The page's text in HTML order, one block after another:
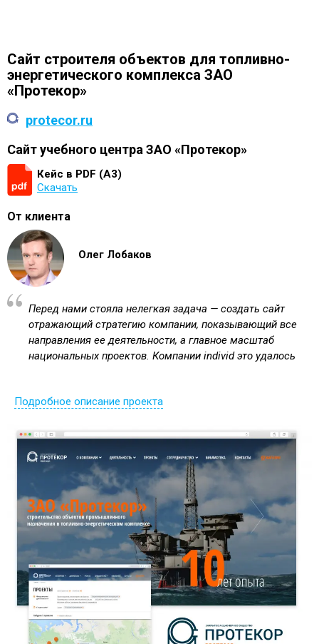
Сайт строителя объектов для топливно-
энергетического комплекса ЗАО
«Протекор»
protecor.ru
Сайт учебного центра ЗАО «Протекор»
Кейс в PDF (А3)
Скачать
От клиента
Олег Лобаков
Перед нами стояла нелегкая задача — создать сайт
отражающий стратегию компании, показывающий все
направления ее деятельности, а главное масштаб
национальных проектов. Компании individ это удалось
Подробное описание проекта